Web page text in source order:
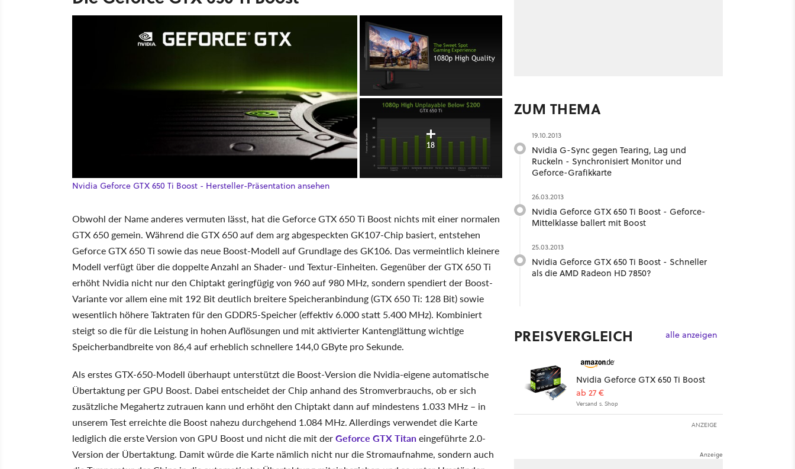
18
Nvidia Geforce GTX 650 Ti Boost - Hersteller-Präsentation ansehen
Obwohl der Name anderes vermuten lässt, hat die Geforce GTX 650 Ti Boost nichts mit einer normalen
GTX 650 gemein. Während die GTX 650 auf dem arg abgespeckten GK107-Chip basiert, entstehen
Geforce GTX 650 Ti sowie das neue Boost-Modell auf Grundlage des GK106. Das vermeintlich kleinere
Modell verfügt über die doppelte Anzahl an Shader- und Textur-Einheiten. Gegenüber der GTX 650 Ti
erhöht Nvidia nicht nur den Chiptakt geringfügig von 960 auf 980 MHz, sondern spendiert der Boost-
Variante vor allem eine mit 192 Bit deutlich breitere Speicheranbindung (GTX 650 Ti: 128 Bit) sowie
wesentlich höhere Taktraten für den GDDR5-Speicher (effektiv 6.000 statt 5.400 MHz). Kombiniert
steigt so die für die Leistung in hohen Auflösungen und mit aktivierter Kantenglättung wichtige
Speicherbandbreite von 86,4 auf erheblich schnellere 144,0 GByte pro Sekunde.
Als erstes GTX-650-Modell überhaupt unterstützt die Boost-Version die Nvidia-eigene automatische
Übertaktung per GPU Boost. Dabei entscheidet der Chip anhand des Stromverbrauchs, ob er sich
zusätzliche Megahertz zutrauen kann und erhöht den Chiptakt dann auf mindestens 1.033 MHz – in
unserem Test erreichte die Boost nahezu durchgehend 1.084 MHz. Allerdings verwendet die Karte
lediglich die erste Version von GPU Boost und nicht die mit derGeforce GTX Titaneingeführte 2.0-
Version der Übertaktung. Damit würde die Karte nämlich nicht nur die Stromaufnahme, sondern auch
ZUM THEMA
19.10.2013
Nvidia G-Sync gegen Tearing, Lag und
Ruckeln - Synchronisiert Monitor und
Geforce-Grafikkarte
26.03.2013
Nvidia Geforce GTX 650 Ti Boost - Geforce-
Mittelklasse ballert mit Boost
25.03.2013
Nvidia Geforce GTX 650 Ti Boost - Schneller
als die AMD Radeon HD 7850?
PREISVERGLEICH alle anzeigen
Nvidia Geforce GTX 650 Ti Boost
ab 27 €
Versand s. Shop
ANZEIGE